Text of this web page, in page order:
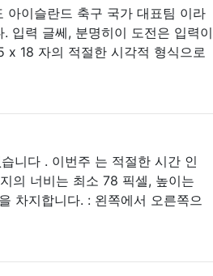
아이슬란드 축구 국가 대표팀 이라
입력 글쎄, 분명히이 도전은 입력이
18 자의 적절한 시각적 형식으로
니다 . 이번주 는 적절한 시간 인
의 너비는 최소 78 픽셀, 높이는
차지합니다. : 왼쪽에서 오른쪽으